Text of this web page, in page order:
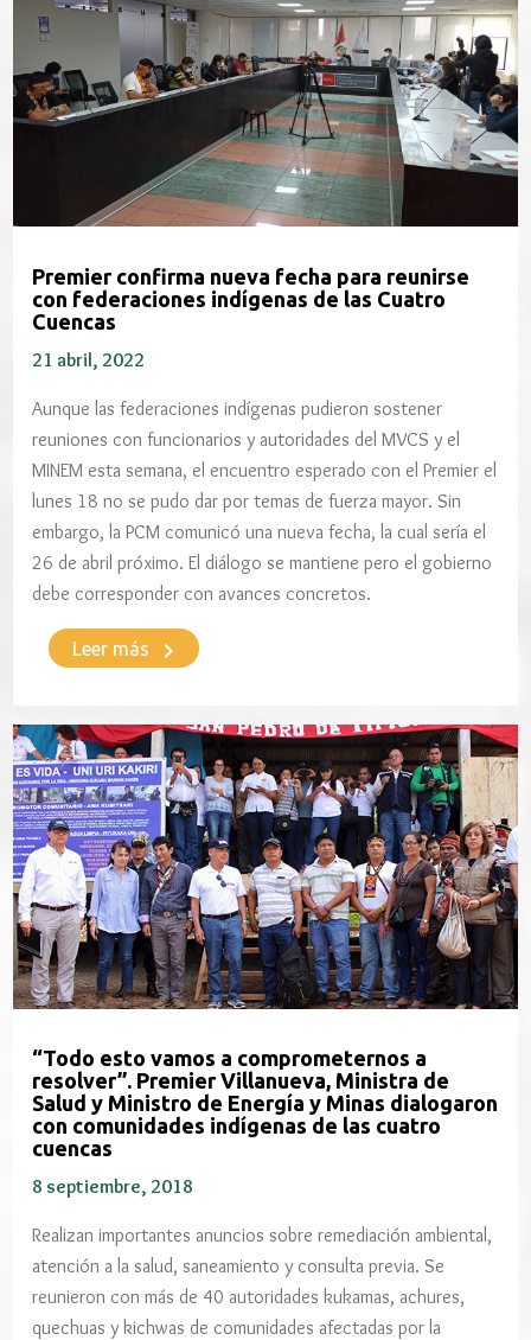
Premier confirma nueva fecha para reunirse
con federaciones indígenas de las Cuatro
Cuencas
21 abril, 2022
Aunque las federaciones indígenas pudieron sostener
reuniones con funcionarios y autoridades del MVCS y el
MINEM esta semana, el encuentro esperado con el Premier el
lunes 18 no se pudo dar por temas de fuerza mayor. Sin
embargo, la PCM comunicó una nueva fecha, la cual sería el
26 de abril próximo. El diálogo se mantiene pero el gobierno
debe corresponder con avances concretos.
Leer más keyboard_arrow_right
“Todo esto vamos a comprometernos a
resolver”. Premier Villanueva, Ministra de
Salud y Ministro de Energía y Minas dialogaron
con comunidades indígenas de las cuatro
cuencas
8 septiembre, 2018
Realizan importantes anuncios sobre remediación ambiental,
atención a la salud, saneamiento y consulta previa. Se
reunieron con más de 40 autoridades kukamas, achures,
quechuas y kichwas de comunidades afectadas por la